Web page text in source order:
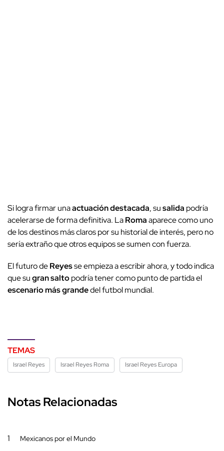
Si logra firmar unaactuación destacada, susalida podría
acelerarse de forma definitiva. LaRomaaparece como uno
de los destinos más claros por su historial de interés, pero no
sería extraño que otros equipos se sumen con fuerza.
El futuro deReyesse empieza a escribir ahora, y todo indica
que sugran saltopodría tener como punto de partida el
escenario más grandedel futbol mundial.
TEMAS
Israel Reyes Israel Reyes Roma Israel Reyes Europa
Notas Relacionadas
1 Mexicanos por el Mundo